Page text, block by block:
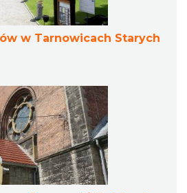
w Tarnowicach Starych